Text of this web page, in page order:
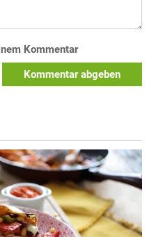
Kommentar
Kommentar abgeben